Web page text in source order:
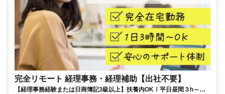
完全リモート 経理事務・経理補助【出社不要】
【経理事務経験または日商簿記3級以上】扶養内OK！平日昼間３h～。